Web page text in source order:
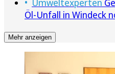
Öl-Unfall in Windeck
Mehr anzeigen